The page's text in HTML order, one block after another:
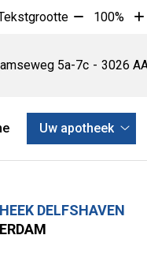
Tekst
10%
100%
5a-7c 3026
Uw apotheek
Uw
DELFSHAVEN